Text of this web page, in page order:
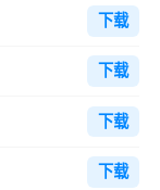
擎技术，打造
又唯美奇幻
下载
下载
下载
下载